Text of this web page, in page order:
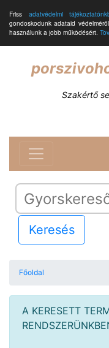
Friss adatvédelmi
gondoskodunk adataid
használunk a jobb működésért.
Szakértő
Keresés
Főoldal
A KERESETT